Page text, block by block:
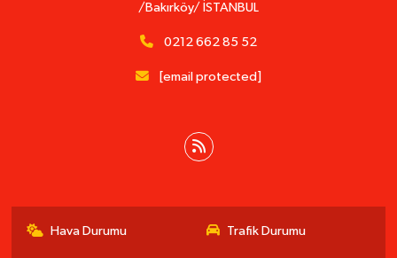
/Bakırköy/ İSTANBUL
0212 662 85 52
[email protected]
Hava Durumu Trafik Durumu